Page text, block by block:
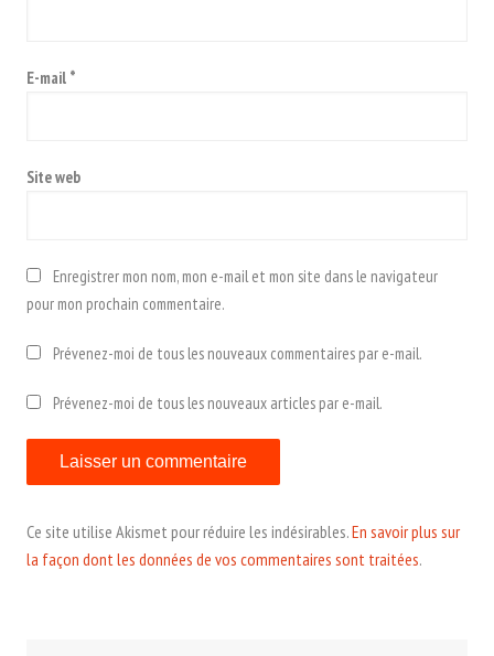
E-mail *
Site web
Enregistrer mon nom, mon e-mail et mon site dans le navigateur
pour mon prochain commentaire.
Prévenez-moi de tous les nouveaux commentaires par e-mail.
Prévenez-moi de tous les nouveaux articles par e-mail.
Ce site utilise Akismet pour réduire les indésirables.En savoir plus sur
la façon dont les données de vos commentaires sont traitées.